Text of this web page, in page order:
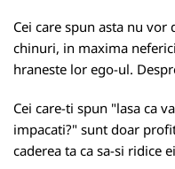
Cei care spun asta nu
chinuri, in maxima
hraneste lor ego-ul.
Cei care-ti spun "lasa ca
impacati?" sunt doar
caderea ta ca sa-si ridice